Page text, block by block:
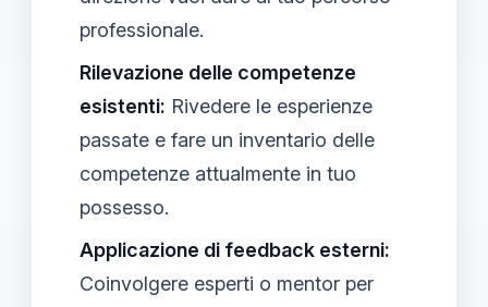
professionale.
Rilevazione delle competenze
esistenti: Rivedere le esperienze
passate e fare un inventario delle
competenze attualmente in tuo
possesso.
Applicazione di feedback esterni:
Coinvolgere esperti o mentor per